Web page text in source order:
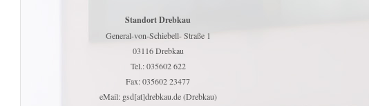
Standort Drebkau
General-von-Schiebell- Straße 1
03116 Drebkau
Tel.: 035602 622
Fax: 035602 23477
eMail: gsd[at]drebkau.de (Drebkau)